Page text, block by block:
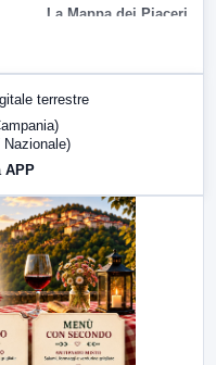
La Mappa dei Piaceri
LabNews (replica)
LabNews (replica)
terrestre
Nazionale)
APP